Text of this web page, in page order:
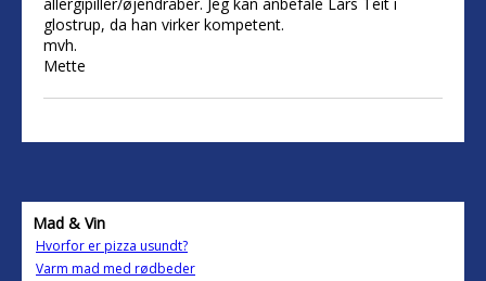
glostrup, da han virker kompetent.
mvh.
Mette
Mad & Vin
Hvorfor er pizza usundt?
Varm mad med rødbeder